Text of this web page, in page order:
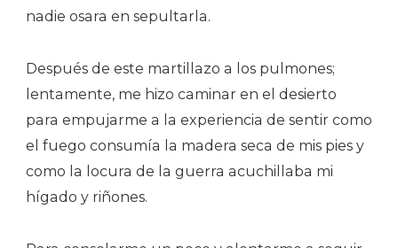
nadie osara en sepultarla.
Después de este martillazo a los pulmones;
lentamente, me hizo caminar en el desierto
para empujarme a la experiencia de sentir como
el fuego consumía la madera seca de mis pies y
como la locura de la guerra acuchillaba mi
hígado y riñones.